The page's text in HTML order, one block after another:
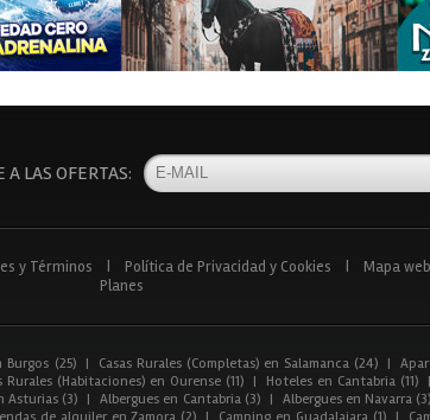
A LAS OFERTAS:
y Términos Política de Privacidad y Cookies Mapa web
Planes
Burgos (25) | Casas Rurales (Completas) en Salamanca (24) |
Rurales (Habitaciones) en Ourense (11) | Hoteles en Cantabria (11) |
Asturias (3) | Albergues en Cantabria (3) | Albergues en Navarra (3)